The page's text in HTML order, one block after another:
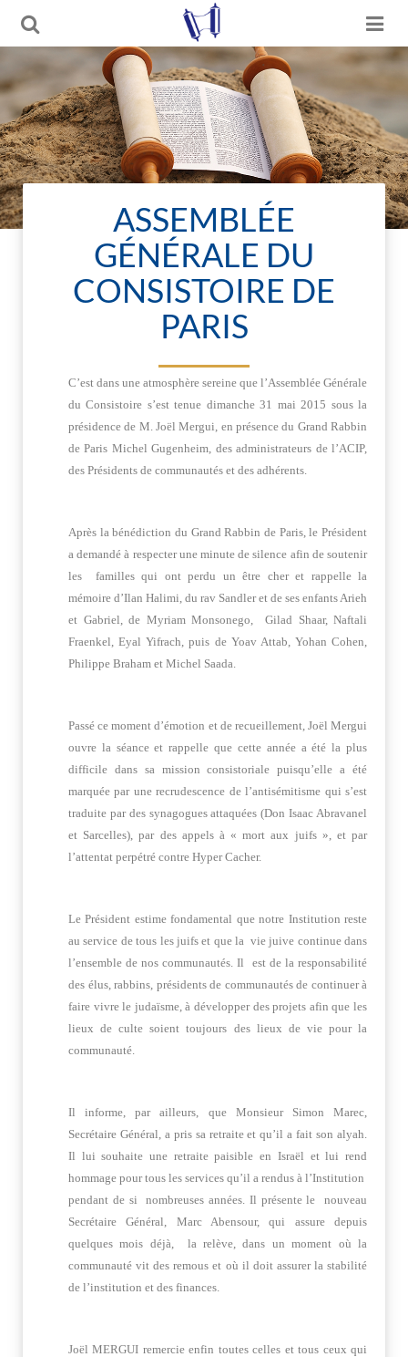
ASSEMBLÉE
GÉNÉRALE DU
CONSISTOIRE DE
PARIS
C’est dans une atmosphère sereine que l’Assemblée Générale
du Consistoire s’est tenue dimanche 31 mai 2015 sous la
présidence de M. Joël Mergui, en présence du Grand Rabbin
de Paris Michel Gugenheim, des administrateurs de l’ACIP,
des Présidents de communautés et des adhérents.
Après la bénédiction du Grand Rabbin de Paris, le Président
a demandé à respecter une minute de silence afin de soutenir
les familles qui ont perdu un être cher et rappelle la
mémoire d’Ilan Halimi, du rav Sandler et de ses enfants Arieh
et Gabriel, de Myriam Monsonego, Gilad Shaar, Naftali
Fraenkel, Eyal Yifrach, puis de Yoav Attab, Yohan Cohen,
Philippe Braham et Michel Saada.
Passé ce moment d’émotion et de recueillement, Joël Mergui
ouvre la séance et rappelle que cette année a été la plus
difficile dans sa mission consistoriale puisqu’elle a été
marquée par une recrudescence de l’antisémitisme qui s’est
traduite par des synagogues attaquées (Don Isaac Abravanel
et Sarcelles), par des appels à « mort aux juifs », et par
l’attentat perpétré contre Hyper Cacher.
Le Président estime fondamental que notre Institution reste
au service de tous les juifs et que la vie juive continue dans
l’ensemble de nos communautés. Il est de la responsabilité
des élus, rabbins, présidents de communautés de continuer à
faire vivre le judaïsme, à développer des projets afin que les
lieux de culte soient toujours des lieux de vie pour la
communauté.
Il informe, par ailleurs, que Monsieur Simon Marec,
Secrétaire Général, a pris sa retraite et qu’il a fait son alyah.
Il lui souhaite une retraite paisible en Israël et lui rend
hommage pour tous les services qu’il a rendus à l’Institution
pendant de si nombreuses années. Il présente le nouveau
Secrétaire Général, Marc Abensour, qui assure depuis
quelques mois déjà, la relève, dans un moment où la
communauté vit des remous et où il doit assurer la stabilité
de l’institution et des finances.
Joël MERGUI remercie enfin toutes celles et tous ceux qui